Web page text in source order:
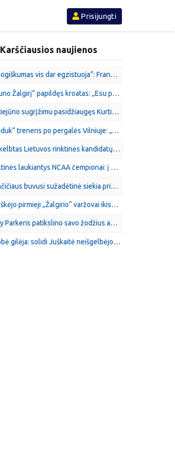
Prisijungti
Karščiausios naujienos
„Žmogiškumas vis dar egzistuoja“: Francisco sureagavo į Evanso ir „Žalgirio“ susitarimą
„Kauno Žalgirį“ papildęs kroatas: „Esu pasiruošęs konkuruoti dėl minučių aikštėje“
Motiejūno sugrįžimu pasidžiaugęs Kurtinaitis: „Surinkome kovingą ir motyvuotą sudėtį“
„Hajduk“ treneris po pergalės Vilniuje: „Tikiuosi, kad tai buvo lūžio taškas“
Paskelbtas Lietuvos rinktinės kandidatų sąrašas
Rinktinės laukiantys NCAA čempionai: į Lietuvą atvyksta būsimos NBA žvaigždės
Dončičiaus buvusi sužadėtinė siekia prisiteisti aštuoniaženklę sumą
Paaiškėjo pirmieji „Žalgirio“ varžovai ikisezoninių rungtynių cikle
Tony Parkeris patikslino savo žodžius apie svajonę su ASVEL laimėti „NBA Europe“
Duobė gilėja: solidi Juškaitė neišgelbėjo Toronto komandos nuo eilinio pralaimėjimo